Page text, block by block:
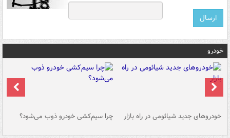
خودرو
خودروهای جدید شیائومی در راه بازار چرا سیم‌کشی خودرو ذوب می‌شود؟